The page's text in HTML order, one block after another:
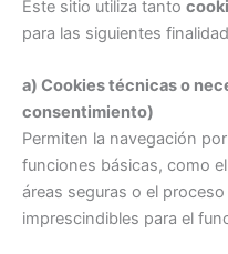
Este sitio utiliza tanto
para las siguientes
a) Cookies técnicas o
consentimiento)
Permiten la navegación
funciones básicas, como
áreas seguras o el
imprescindibles para el